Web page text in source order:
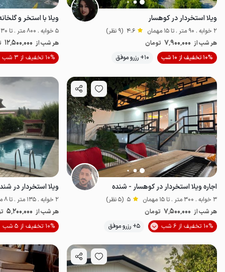
ویلا استخردار در کوهسار
2 خوابه . 90 متر . تا 15 مهمان 4.6 (9 نظر)
هر شب از 7٬900٬000 تومان
10% تخفیف از 10 شب
10+ رزرو موفق پت‌نواز
ویلا با استخر و گلخانه
5 خوابه . 800 متر . تا 30 مهمان
هر شب از 12٬500٬000
10% تخفیف از 3 شب
اجاره ویلا استخردار در کوهسار - شنده
3 خوابه . 300 متر . تا 15 مهمان 5 (5 نظر)
هر شب از 7٬500٬000 تومان
10% تخفیف از 6 شب
5+ رزرو موفق موقعیت در نقشه
ویلا استخردار در
2 خوابه . 135 متر . تا 8 مهمان
هر شب از 5٬200٬000
10% تخفیف از 5 شب